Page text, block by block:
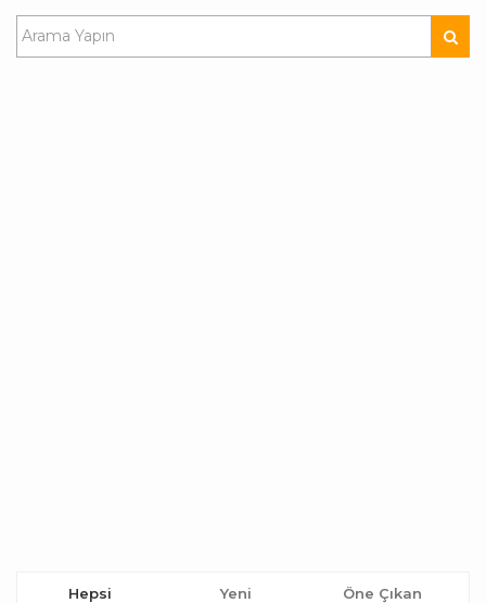
Hepsi Yeni Öne Çıkan